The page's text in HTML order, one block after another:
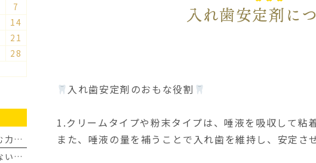
入れ歯安定剤に
入れ歯安定剤のおもな役割
1.クリームタイプや粉末タイプは、唾液を吸収して粘
また、唾液の量を補うことで入れ歯を維持し、安定させ
7
14
21
28
子どもの丸飲みが心配？噛む力を育み歯並びを整える家庭の習慣
そのしみる症状、虫歯じゃないかも？知覚過敏について